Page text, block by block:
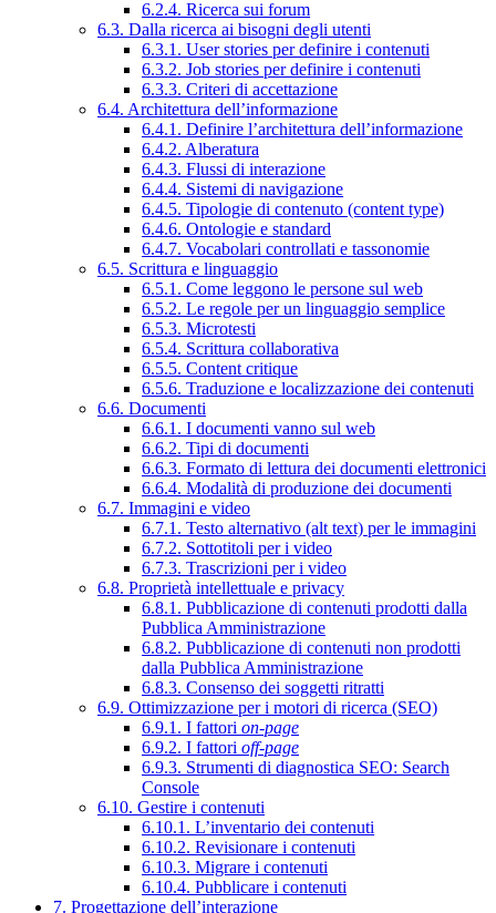
6.2.4. Ricerca sui forum
6.3. Dalla ricerca ai bisogni degli utenti
6.3.1. User stories per definire i contenuti
6.3.2. Job stories per definire i contenuti
6.3.3. Criteri di accettazione
6.4. Architettura dell’informazione
6.4.1. Definire l’architettura dell’informazione
6.4.2. Alberatura
6.4.3. Flussi di interazione
6.4.4. Sistemi di navigazione
6.4.5. Tipologie di contenuto (content type)
6.4.6. Ontologie e standard
6.4.7. Vocabolari controllati e tassonomie
6.5. Scrittura e linguaggio
6.5.1. Come leggono le persone sul web
6.5.2. Le regole per un linguaggio semplice
6.5.3. Microtesti
6.5.4. Scrittura collaborativa
6.5.5. Content critique
6.5.6. Traduzione e localizzazione dei contenuti
6.6. Documenti
6.6.1. I documenti vanno sul web
6.6.2. Tipi di documenti
6.6.3. Formato di lettura dei documenti elettronici
6.6.4. Modalità di produzione dei documenti
6.7. Immagini e video
6.7.1. Testo alternativo (alt text) per le immagini
6.7.2. Sottotitoli per i video
6.7.3. Trascrizioni per i video
6.8. Proprietà intellettuale e privacy
6.8.1. Pubblicazione di contenuti prodotti dalla
Pubblica Amministrazione
6.8.2. Pubblicazione di contenuti non prodotti
dalla Pubblica Amministrazione
6.8.3. Consenso dei soggetti ritratti
6.9. Ottimizzazione per i motori di ricerca (SEO)
6.9.1. I fattori on-page
6.9.2. I fattori off-page
6.9.3. Strumenti di diagnostica SEO: Search
Console
6.10. Gestire i contenuti
6.10.1. L’inventario dei contenuti
6.10.2. Revisionare i contenuti
6.10.3. Migrare i contenuti
6.10.4. Pubblicare i contenuti
7. Progettazione dell’interazione